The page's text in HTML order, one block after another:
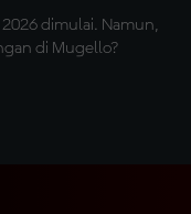
dimulai. Namun,
di Mugello?